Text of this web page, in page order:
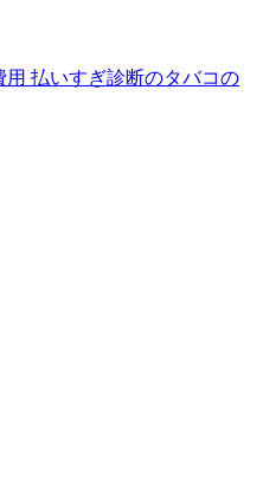
用 払いすぎ診断のタバコの